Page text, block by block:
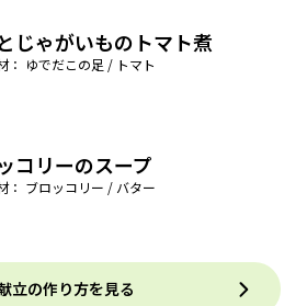
じゃがいものトマト煮
： ゆでだこの足 / トマト
コリーのスープ
： ブロッコリー / バター
立の作り方を見る